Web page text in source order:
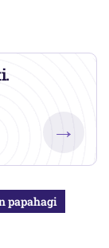
→
papahagi